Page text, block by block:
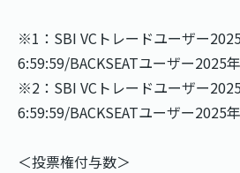
※1：SBI VCトレードユーザー
6:59:59/BACKSEATユーザー2025
※2：SBI VCトレードユーザー
6:59:59/BACKSEATユーザー2025
＜投票権付与数＞